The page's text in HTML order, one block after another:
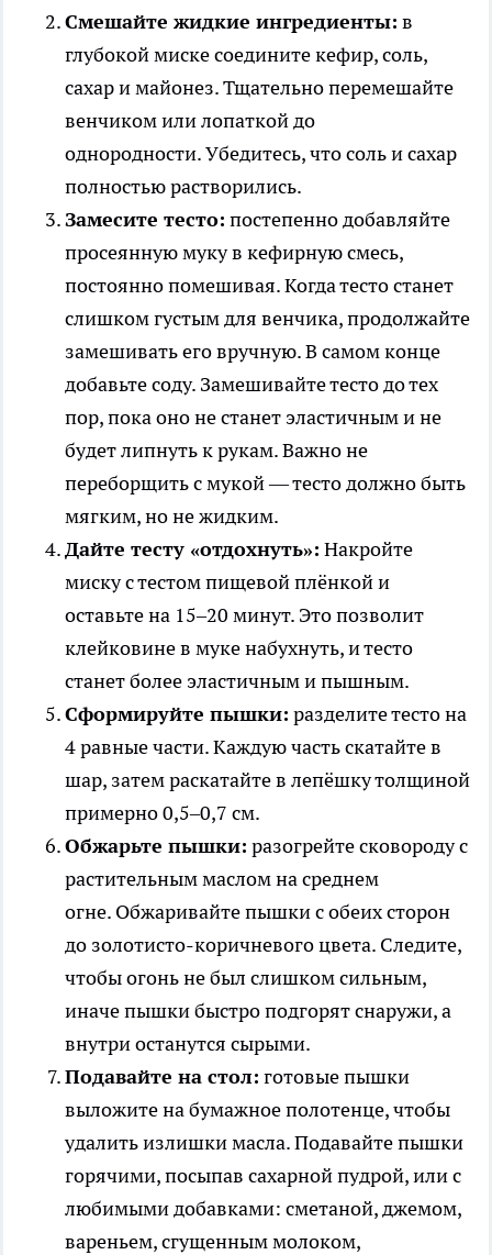
Смешайте жидкие ингредиенты: в
глубокой миске соедините кефир, соль,
сахар и майонез. Тщательно перемешайте
венчиком или лопаткой до
однородности. Убедитесь, что соль и сахар
полностью растворились.
Замесите тесто: постепенно добавляйте
просеянную муку в кефирную смесь,
постоянно помешивая. Когда тесто станет
слишком густым для венчика, продолжайте
замешивать его вручную. В самом конце
добавьте соду. Замешивайте тесто до тех
пор, пока оно не станет эластичным и не
будет липнуть к рукам. Важно не
переборщить с мукой — тесто должно быть
мягким, но не жидким.
Дайте тесту «отдохнуть»: Накройте
миску с тестом пищевой плёнкой и
оставьте на 15–20 минут. Это позволит
клейковине в муке набухнуть, и тесто
станет более эластичным и пышным.
Сформируйте пышки: разделите тесто на
4 равные части. Каждую часть скатайте в
шар, затем раскатайте в лепёшку толщиной
примерно 0,5–0,7 см.
Обжарьте пышки: разогрейте сковороду с
растительным маслом на среднем
огне. Обжаривайте пышки с обеих сторон
до золотисто-коричневого цвета. Следите,
чтобы огонь не был слишком сильным,
иначе пышки быстро подгорят снаружи, а
внутри останутся сырыми.
Подавайте на стол: готовые пышки
выложите на бумажное полотенце, чтобы
удалить излишки масла. Подавайте пышки
горячими, посыпав сахарной пудрой, или с
любимыми добавками: сметаной, джемом,
вареньем, сгущенным молоком,